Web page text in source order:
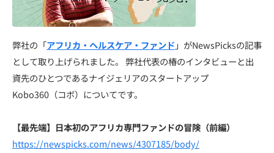
弊社の「アフリカ・ヘルスケア・ファンド 」がNewsPicksの記事
として取り上げられました。 弊社代表の椿のインタビューと出
資先のひとつであるナイジェリアのスタートアップ
Kobo360（コボ）についてです。
【最先端】日本初のアフリカ専門ファンドの冒険（前編）
https://newspicks.com/news/4307185/body/